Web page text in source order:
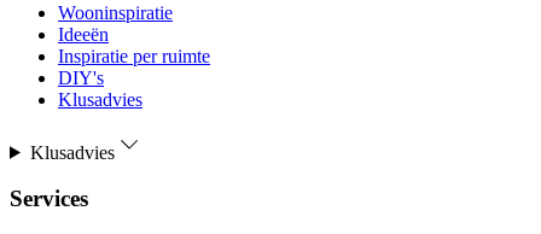
Wooninspiratie
Ideeën
Inspiratie per ruimte
DIY's
Klusadvies
Klusadvies
Services